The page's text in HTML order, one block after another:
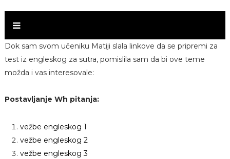
Dok sam svom učeniku Matiji slala linkove da se pripremi za
test iz engleskog za sutra, pomislila sam da bi ove teme
možda i vas interesovale:
Postavljanje Wh pitanja:
vežbe engleskog 1
vežbe engleskog 2
vežbe engleskog 3